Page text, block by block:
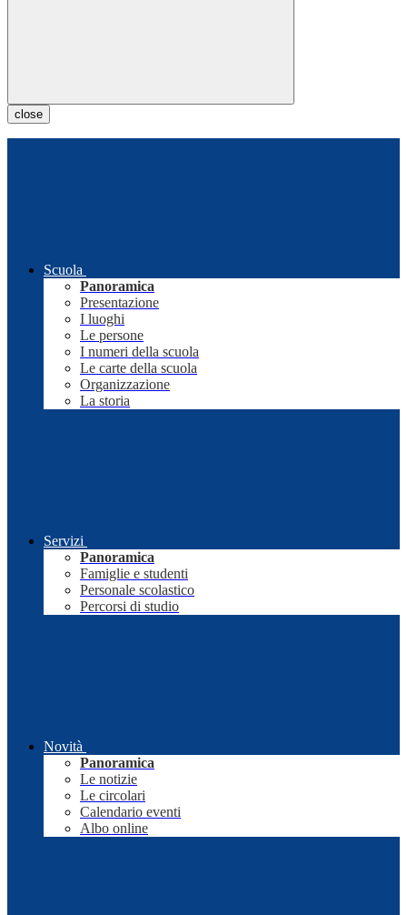
close
Scuola
Panoramica
Presentazione
I luoghi
Le persone
I numeri della scuola
Le carte della scuola
Organizzazione
La storia
Servizi
Panoramica
Famiglie e studenti
Personale scolastico
Percorsi di studio
Novità
Panoramica
Le notizie
Le circolari
Calendario eventi
Albo online